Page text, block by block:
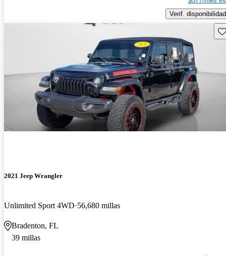
Verif. disponibilidad
2021 Jeep Wrangler
Unlimited Sport 4WD 56,680 millas
Bradenton, FL
39 millas